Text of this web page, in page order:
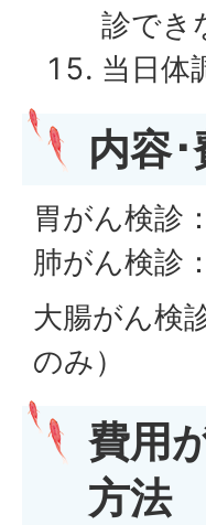
診でき
当日体
内容･
胃がん検診
肺がん検診
大腸がん検
のみ）
費用
方法